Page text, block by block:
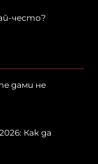
често?
дами не
Как да